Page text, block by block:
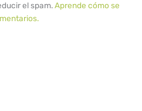
el spam.Aprende cómo se